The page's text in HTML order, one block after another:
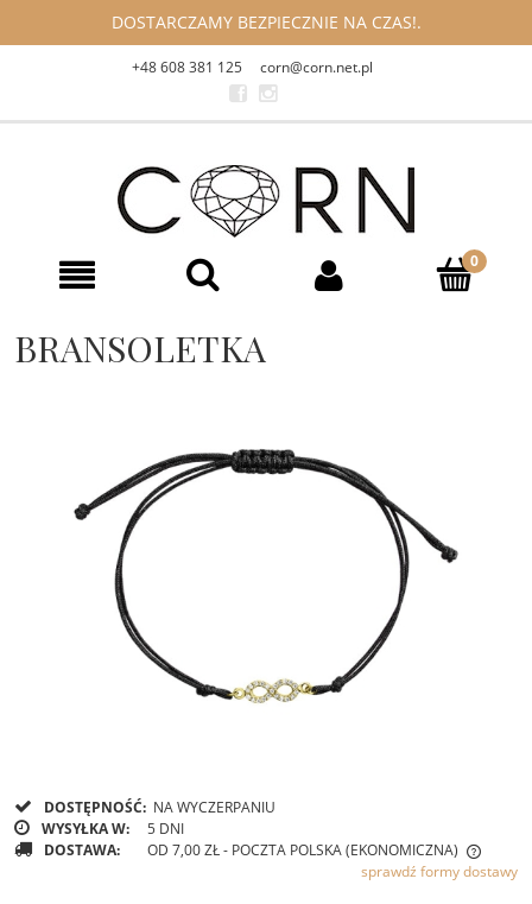
DOSTARCZAMY BEZPIECZNIE NA CZAS!.
+48 608 381 125 corn@corn.net.pl
BRANSOLETKA
DOSTĘPNOŚĆ: NA WYCZERPANIU
WYSYŁKA W:
5 DNI
DOSTAWA:
OD 7,00 ZŁ- POCZTA POLSKA (EKONOMICZNA)
CENA NIE ZAWIERA EWENTUALNYCH KOSZTÓW PŁATNOŚCI
sprawdź formy dostawy